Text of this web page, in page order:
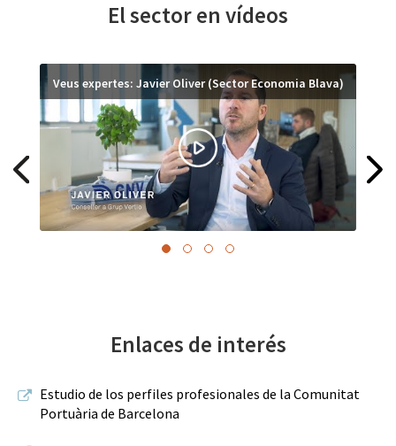
El sector en vídeos
Veus expertes: Javier Oliver (Sector Economia Blava)
Enlaces de interés
Estudio de los perfiles profesionales de la Comunitat
Portuària de Barcelona